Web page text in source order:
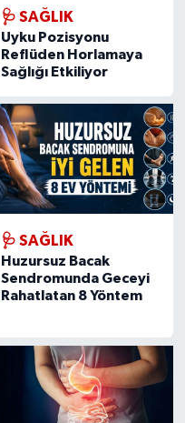
🩺 SAĞLIK
Uyku Pozisyonu
Reflüden Horlamaya
Sağlığı Etkiliyor
🩺 SAĞLIK
Huzursuz Bacak
Sendromunda Geceyi
Rahatlatan 8 Yöntem